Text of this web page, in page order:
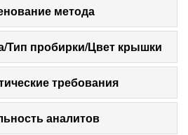
метода
Тип пробирки/Цвет крышки
требования
аналитов